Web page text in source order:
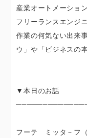
産業オートメーショ
フリーランスエンジ
作業の何気ない出来
ウ」や「ビジネスの
▼本日のお話
フーテ ミッタ－フ